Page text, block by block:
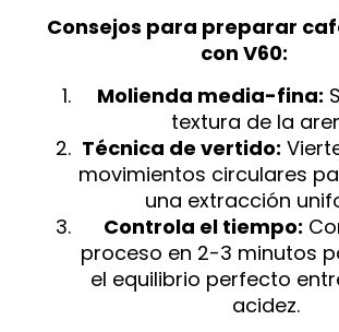
Consejos para preparar
con V60:
Molienda media-fina:
textura de la
Técnica de vertido:
movimientos circulares
una extracción
Controla el tiempo:
proceso en 2-3 minutos
el equilibrio perfecto
acidez.